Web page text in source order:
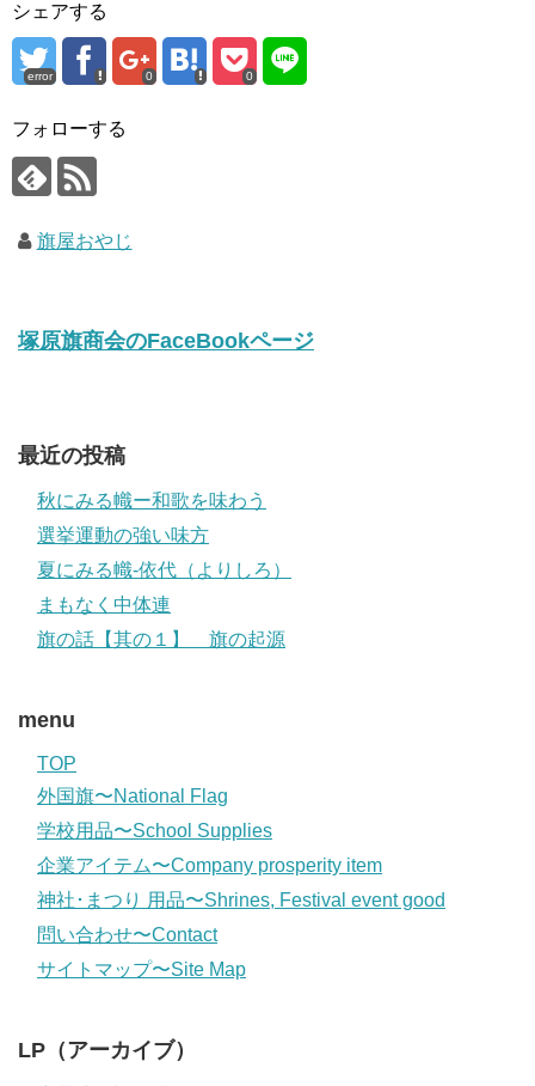
シェアする
error 0 0
フォローする
旗屋おやじ
塚原旗商会のFaceBookページ
最近の投稿
秋にみる幟ー和歌を味わう
選挙運動の強い味方
夏にみる幟-依代（よりしろ）
まもなく中体連
旗の話【其の１】 旗の起源
menu
TOP
外国旗〜National Flag
学校用品〜School Supplies
企業アイテム〜Company prosperity item
神社･まつり 用品〜Shrines, Festival event good
問い合わせ〜Contact
サイトマップ〜Site Map
LP（アーカイブ）